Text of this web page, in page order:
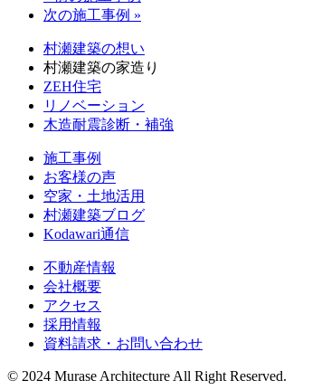
次の施工事例 »
村瀬建築の想い
村瀬建築の家造り
ZEH住宅
リノベーション
木造耐震診断・補強
施工事例
お客様の声
空家・土地活用
村瀬建築ブログ
Kodawari通信
不動産情報
会社概要
アクセス
採用情報
資料請求・お問い合わせ
© 2024 Murase Architecture All Right Reserved.